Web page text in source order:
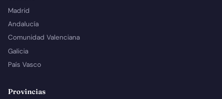
Madrid
Andalucía
Comunidad Valenciana
Galicia
País Vasco
Provincias